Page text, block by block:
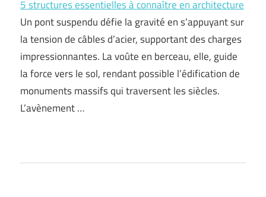
5 structures essentielles à connaître en architecture
Un pont suspendu défie la gravité en s’appuyant sur
la tension de câbles d’acier, supportant des charges
impressionnantes. La voûte en berceau, elle, guide
la force vers le sol, rendant possible l’édification de
monuments massifs qui traversent les siècles.
L’avènement …